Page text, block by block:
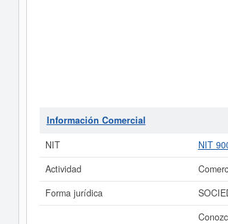
Información Comercial
NIT
NIT
Actividad
Forma jurídica